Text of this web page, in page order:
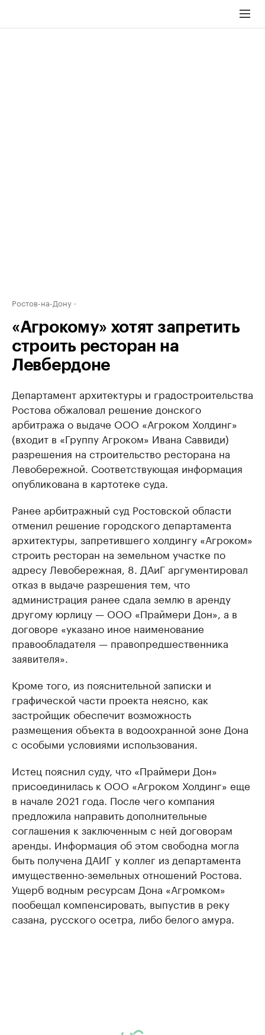
Ростов-на-Дону
«Агрокому» хотят запретить
строить ресторан на
Левбердоне
Департамент архитектуры и градостроительства
Ростова обжаловал решение донского
арбитража о выдаче ООО «Агроком Холдинг»
(входит в «Группу Агроком» Ивана Саввиди)
разрешения на строительство ресторана на
Левобережной. Соответствующая информация
опубликована в картотеке суда.
Ранее арбитражный суд Ростовской области
отменил решение городского департамента
архитектуры, запретившего холдингу «Агроком»
строить ресторан на земельном участке по
адресу Левобережная, 8. ДАиГ аргументировал
отказ в выдаче разрешения тем, что
администрация ранее сдала землю в аренду
другому юрлицу — ООО «Праймери Дон», а в
договоре «указано иное наименование
правообладателя — правопредшественника
заявителя».
Кроме того, из пояснительной записки и
графической части проекта неясно, как
застройщик обеспечит возможность
размещения объекта в водоохранной зоне Дона
с особыми условиями использования.
Истец пояснил суду, что «Праймери Дон»
присоединилась к ООО «Агроком Холдинг» еще
в начале 2021 года. После чего компания
предложила направить дополнительные
соглашения к заключенным с ней договорам
аренды. Информация об этом свободна могла
быть получена ДАИГ у коллег из департамента
имущественно-земельных отношений Ростова.
Ущерб водным ресурсам Дона «Агромком»
пообещал компенсировать, выпустив в реку
сазана, русского осетра, либо белого амура.